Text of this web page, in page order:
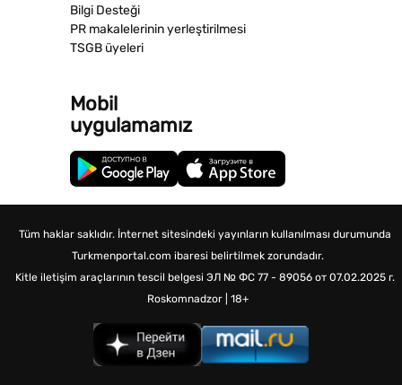
Bilgi Desteği
PR makalelerinin yerleştirilmesi
TSGB üyeleri
Mobil
uygulamamız
Tüm haklar saklıdır. İnternet sitesindeki yayınların kullanılması durumunda
Turkmenportal.com ibaresi belirtilmek zorundadır.
Kitle iletişim araçlarının tescil belgesi ЭЛ № ФС 77 - 89056 от 07.02.2025 г.
Roskomnadzor | 18+